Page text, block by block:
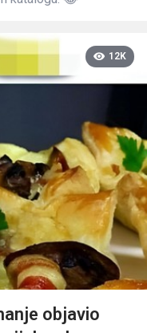
12K
objavio